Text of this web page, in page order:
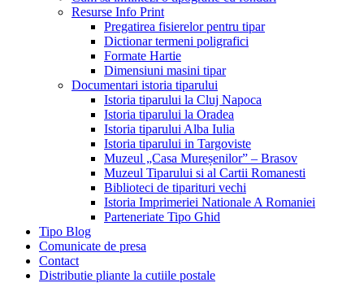
Resurse Info Print
Pregatirea fisierelor pentru tipar
Dictionar termeni poligrafici
Formate Hartie
Dimensiuni masini tipar
Documentari istoria tiparului
Istoria tiparului la Cluj Napoca
Istoria tiparului la Oradea
Istoria tiparului Alba Iulia
Istoria tiparului in Targoviste
Muzeul „Casa Mureșenilor” – Brasov
Muzeul Tiparului si al Cartii Romanesti
Biblioteci de tiparituri vechi
Istoria Imprimeriei Nationale A Romaniei
Parteneriate Tipo Ghid
Tipo Blog
Comunicate de presa
Contact
Distributie pliante la cutiile postale